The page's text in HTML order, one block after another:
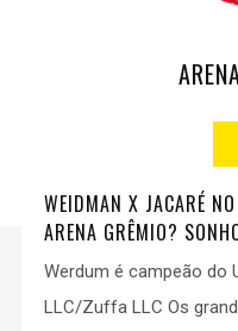
WEIDMAN X JACARÉ
ARENA GRÊMIO?
Werdum é campeão
LLC/Zuffa LLC Os